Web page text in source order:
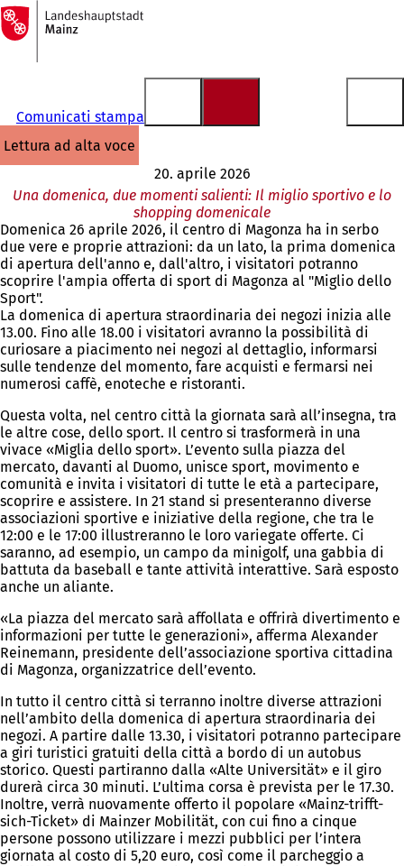
Vai al contenuto
Alla
pagina
iniziale
Comunicati stampa
lettura ad alta voce
20. aprile 2026
Una domenica, due momenti salienti: Il miglio sportivo e lo
shopping domenicale
Domenica 26 aprile 2026, il centro di Magonza ha in serbo
due vere e proprie attrazioni: da un lato, la prima domenica
di apertura dell'anno e, dall'altro, i visitatori potranno
scoprire l'ampia offerta di sport di Magonza al "Miglio dello
Sport".
La domenica di apertura straordinaria dei negozi inizia alle
13.00. Fino alle 18.00 i visitatori avranno la possibilità di
curiosare a piacimento nei negozi al dettaglio, informarsi
sulle tendenze del momento, fare acquisti e fermarsi nei
numerosi caffè, enoteche e ristoranti.
Questa volta, nel centro città la giornata sarà all’insegna, tra
le altre cose, dello sport. Il centro si trasformerà in una
vivace «Miglia dello sport». L’evento sulla piazza del
mercato, davanti al Duomo, unisce sport, movimento e
comunità e invita i visitatori di tutte le età a partecipare,
scoprire e assistere. In 21 stand si presenteranno diverse
associazioni sportive e iniziative della regione, che tra le
12:00 e le 17:00 illustreranno le loro variegate offerte. Ci
saranno, ad esempio, un campo da minigolf, una gabbia di
battuta da baseball e tante attività interattive. Sarà esposto
anche un aliante.
«La piazza del mercato sarà affollata e offrirà divertimento e
informazioni per tutte le generazioni», afferma Alexander
Reinemann, presidente dell’associazione sportiva cittadina
di Magonza, organizzatrice dell’evento.
In tutto il centro città si terranno inoltre diverse attrazioni
nell’ambito della domenica di apertura straordinaria dei
negozi. A partire dalle 13.30, i visitatori potranno partecipare
a giri turistici gratuiti della città a bordo di un autobus
storico. Questi partiranno dalla «Alte Universität» e il giro
durerà circa 30 minuti. L’ultima corsa è prevista per le 17.30.
Inoltre, verrà nuovamente offerto il popolare «Mainz-trifft-
sich-Ticket» di Mainzer Mobilität, con cui fino a cinque
persone possono utilizzare i mezzi pubblici per l’intera
giornata al costo di 5,20 euro, così come il parcheggio a